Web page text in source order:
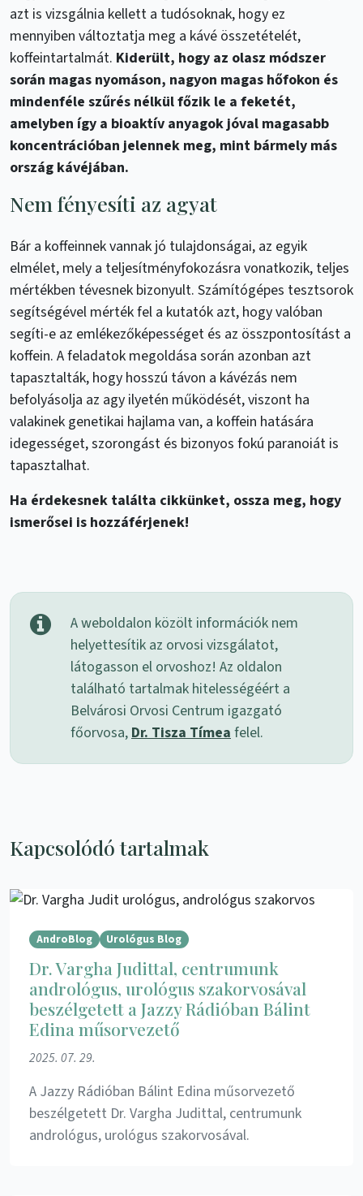
azt is vizsgálnia kellett a tudósoknak, hogy ez
mennyiben változtatja meg a kávé összetételét,
koffeintartalmát. Kiderült, hogy az olasz módszer
során magas nyomáson, nagyon magas hőfokon és
mindenféle szűrés nélkül főzik le a feketét,
amelyben így a bioaktív anyagok jóval magasabb
koncentrációban jelennek meg, mint bármely más
ország kávéjában.
Nem fényesíti az agyat
Bár a koffeinnek vannak jó tulajdonságai, az egyik
elmélet, mely a teljesítményfokozásra vonatkozik, teljes
mértékben tévesnek bizonyult. Számítógépes tesztsorok
segítségével mérték fel a kutatók azt, hogy valóban
segíti-e az emlékezőképességet és az összpontosítást a
koffein. A feladatok megoldása során azonban azt
tapasztalták, hogy hosszú távon a kávézás nem
befolyásolja az agy ilyetén működését, viszont ha
valakinek genetikai hajlama van, a koffein hatására
idegességet, szorongást és bizonyos fokú paranoiát is
tapasztalhat.
Ha érdekesnek találta cikkünket, ossza meg, hogy
ismerősei is hozzáférjenek!
A weboldalon közölt információk nem
helyettesítik az orvosi vizsgálatot,
látogasson el orvoshoz! Az oldalon
található tartalmak hitelességéért a
Belvárosi Orvosi Centrum igazgató
főorvosa, Dr. Tisza Tímea felel.
Kapcsolódó tartalmak
AndroBlog Urológus Blog
Dr. Vargha Judittal, centrumunk
andrológus, urológus szakorvosával
beszélgetett a Jazzy Rádióban Bálint
Edina műsorvezető
2025. 07. 29.
A Jazzy Rádióban Bálint Edina műsorvezető
beszélgetett Dr. Vargha Judittal, centrumunk
andrológus, urológus szakorvosával.